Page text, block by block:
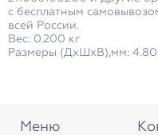
с бесплатным
всей России.
Вес: 0.200 кг
Размеры (ДxШxВ),мм:
Меню